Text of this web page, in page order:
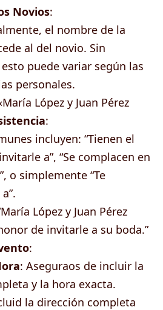
Novios:
el nombre de la
al del novio. Sin
puede variar según las
personales.
López y Juan Pérez
:
incluyen: “Tienen el
a”, “Se complacen en
o simplemente “Te
López y Juan Pérez
de invitarle a su boda.”
:
: Aseguraos de incluir la
y la hora exacta.
la dirección completa